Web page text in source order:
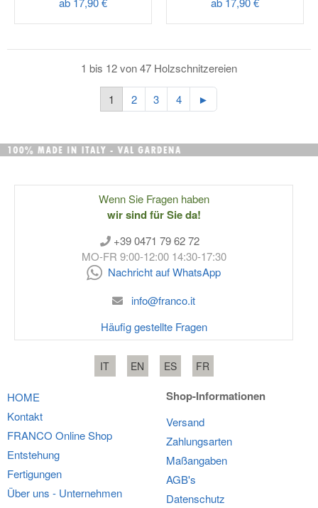
1 bis 12 von 47 Holzschnitzereien
1 2 3 4 ►
Wenn Sie Fragen haben
wir sind für Sie da!
+39 0471 79 62 72
MO-FR 9:00-12:00 14:30-17:30
Nachricht auf WhatsApp
info@franco.it
Häufig gestellte Fragen
IT EN ES FR
HOME
Kontakt
FRANCO Online Shop
Entstehung
Fertigungen
Über uns - Unternehmen
Shop-Informationen
Versand
Zahlungsarten
Maßangaben
AGB's
Datenschutz